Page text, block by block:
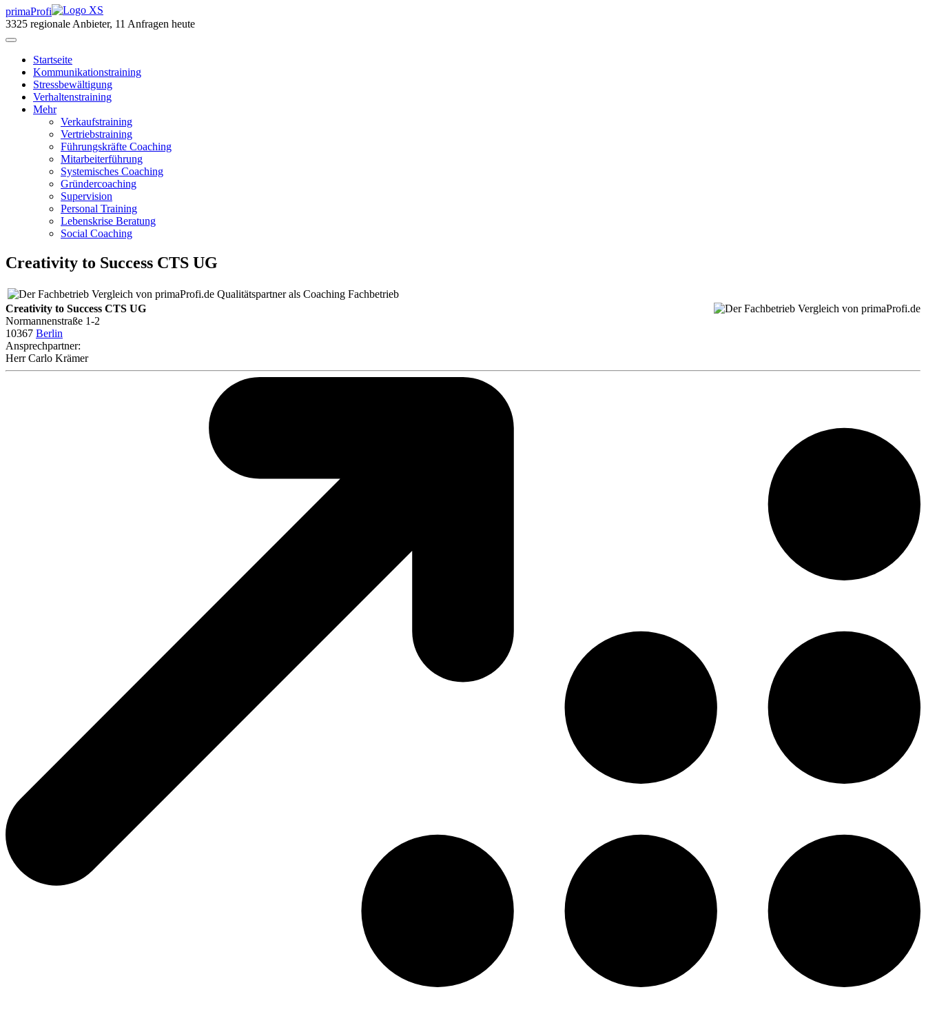
primaProfi
3325 regionale Anbieter, 11 Anfragen heute
Startseite
Kommunikationstraining
Stressbewältigung
Verhaltenstraining
Mehr
Verkaufstraining
Vertriebstraining
Führungskräfte Coaching
Mitarbeiterführung
Systemisches Coaching
Gründercoaching
Supervision
Personal Training
Lebenskrise Beratung
Social Coaching
Creativity to Success CTS UG
Qualitätspartner als Coaching Fachbetrieb
Creativity to Success CTS UG
Normannenstraße 1-2
10367 Berlin
Ansprechpartner:
HerrCarlo Krämer